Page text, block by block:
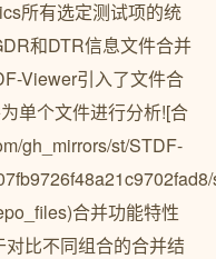
所有选定测试项的统
和DTR信息文件合并
Viewer引入了文件合
单个文件进行分析![合
gh_mirrors/st/STDF-
合并功能特性
比不同组合的合并结